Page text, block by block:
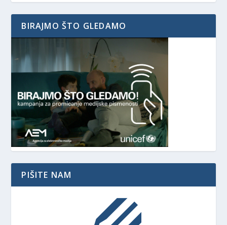
BIRAJMO ŠTO GLEDAMO
PIŠITE NAM